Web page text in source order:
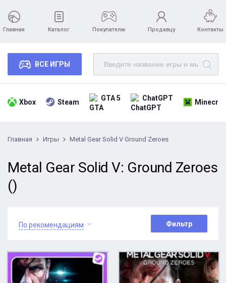
Главная Каталог Покупателю Продавцу Контакты
ВСЕ ИГРЫ
Xbox Steam GTA 5 ChatGPT
Главная Игры Metal Gear Solid V Ground Zeroes
Metal Gear Solid V: Ground Zeroes
()
По рекомендациям Фильтр